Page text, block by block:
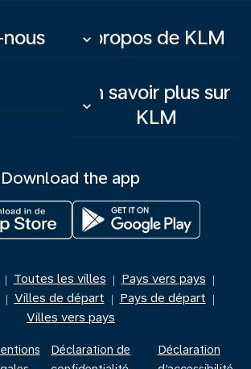
À propos de KLM
keyboard_arrow_down
En savoir plus sur
KLM
keyboard_arrow_down
Download the app
| Toutes les villes | Pays vers pays |
| Villes de départ | Pays de départ |
Villes vers pays
Déclaration de
Déclaration